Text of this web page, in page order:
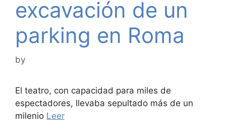
excavación de un
parking en Roma
by
El teatro, con capacidad para miles de
espectadores, llevaba sepultado más de un
milenio Leer